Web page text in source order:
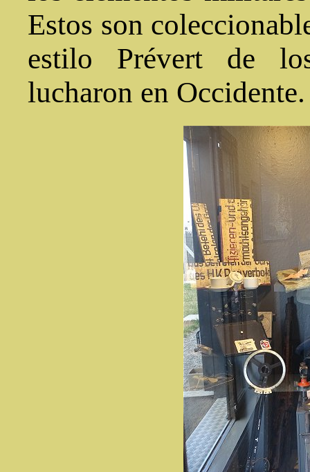
Estos son
estilo Prévert de
lucharon en Occidente.